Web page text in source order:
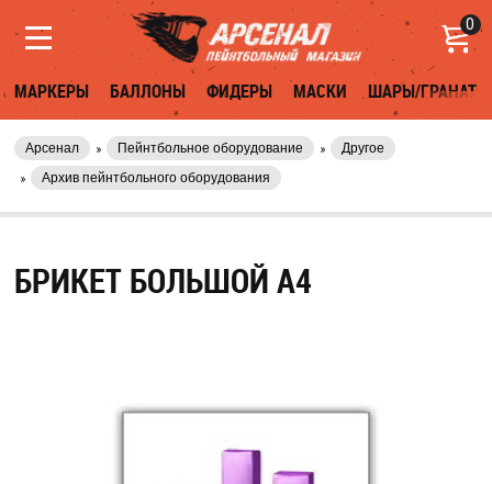
0
МАРКЕРЫ БАЛЛОНЫ ФИДЕРЫ МАСКИ ШАРЫ/ГРАНАТЫ
Арсенал Пейнтбольное оборудование
Другое
Архив пейнтбольного оборудования
БРИКЕТ БОЛЬШОЙ А4